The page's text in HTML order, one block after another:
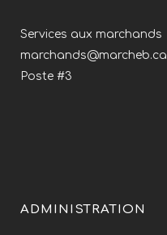
Services aux marchands
marchands@marcheb.ca
Poste #3
ADMINISTRATION